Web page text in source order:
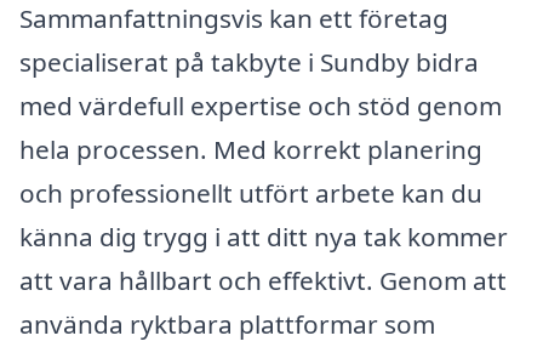
Sammanfattningsvis kan ett företag
specialiserat på takbyte i Sundby bidra
med värdefull expertise och stöd genom
hela processen. Med korrekt planering
och professionellt utfört arbete kan du
känna dig trygg i att ditt nya tak kommer
att vara hållbart och effektivt. Genom att
använda ryktbara plattformar som